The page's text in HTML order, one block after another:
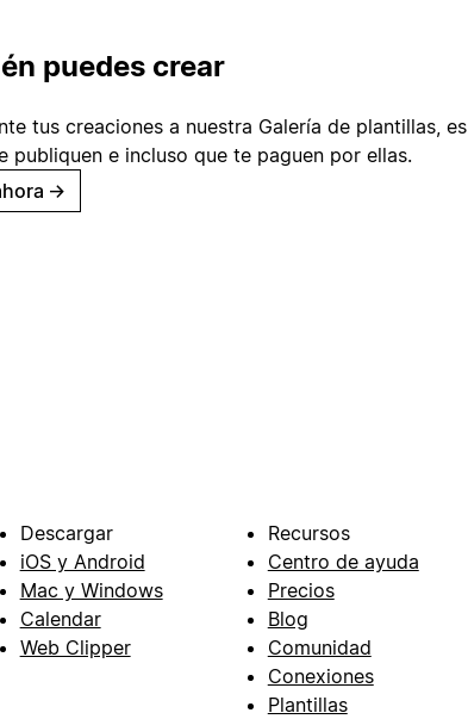
puedes crear
tus creaciones a nuestra Galería de plantillas, es
publiquen e incluso que te paguen por ellas.
→
Descargar
iOS y Android
Mac y Windows
Calendar
Web Clipper
Recursos
Centro de ayuda
Precios
Blog
Comunidad
Conexiones
Plantillas